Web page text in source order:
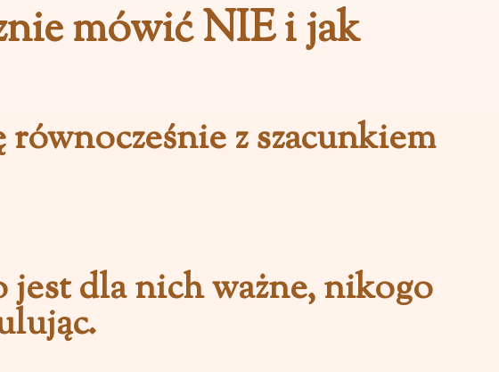
mówić NIE i jak
z szacunkiem
jest dla nich ważne, nikogo